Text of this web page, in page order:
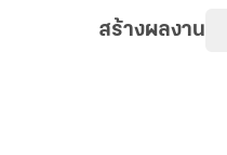
สร้างผลงาน